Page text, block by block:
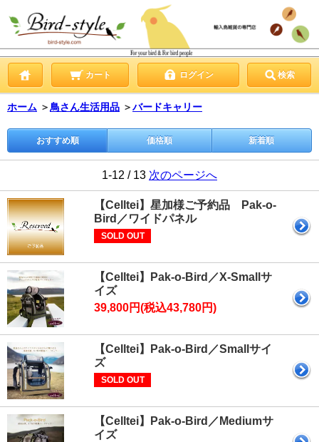
カート ログイン 検索
ホーム ＞鳥さん生活用品 ＞バードキャリー
おすすめ順 価格順 新着順
1-12 / 13 次のページへ
【Celltei】星加様ご予約品 Pak-o-
Bird／ワイドパネル
SOLD OUT
【Celltei】Pak-o-Bird／X-Smallサ
イズ
39,800円(税込43,780円)
【Celltei】Pak-o-Bird／Smallサイ
ズ
SOLD OUT
【Celltei】Pak-o-Bird／Mediumサ
イズ